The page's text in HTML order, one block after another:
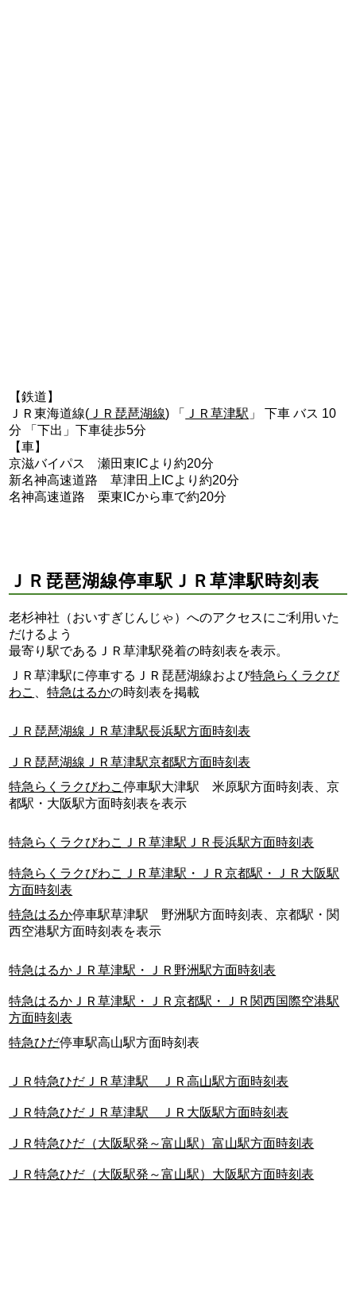
【鉄道】
ＪＲ東海道線( ＪＲ琵琶湖線) 「 ＪＲ草津駅 」 下車 バス 10
分 「下出」下車徒歩5分
【車】
京滋バイパス 瀬田東ICより約20分
新名神高速道路 草津田上ICより約20分
名神高速道路 栗東ICから車で約20分
ＪＲ琵琶湖線停車駅ＪＲ草津駅時刻表
老杉神社（おいすぎじんじゃ）へのアクセスにご利用いた
だけるよう
最寄り駅であるＪＲ草津駅発着の時刻表を表示。
ＪＲ草津駅に停車するＪＲ琵琶湖線および特急らくラクび
わこ
、特急はるかの時刻表を掲載
ＪＲ琵琶湖線ＪＲ草津駅長浜駅方面時刻表
ＪＲ琵琶湖線ＪＲ草津駅京都駅方面時刻表
特急らくラクびわこ停車駅大津駅 米原駅方面時刻表、京
都駅・大阪駅方面時刻表を表示
特急らくラクびわこＪＲ草津駅ＪＲ長浜駅方面時刻表
特急らくラクびわこＪＲ草津駅・ＪＲ京都駅・ＪＲ大阪駅
方面時刻表
特急はるか停車駅草津駅 野洲駅方面時刻表、京都駅・関
西空港駅方面時刻表を表示
特急はるかＪＲ草津駅・ＪＲ野洲駅方面時刻表
特急はるかＪＲ草津駅・ＪＲ京都駅・ＪＲ関西国際空港駅
方面時刻表
特急ひだ停車駅高山駅方面時刻表
ＪＲ特急ひだＪＲ草津駅 ＪＲ高山駅方面時刻表
ＪＲ特急ひだＪＲ草津駅 ＪＲ大阪駅方面時刻表
ＪＲ特急ひだ（大阪駅発～富山駅）富山駅方面時刻表
ＪＲ特急ひだ（大阪駅発～富山駅）大阪駅方面時刻表